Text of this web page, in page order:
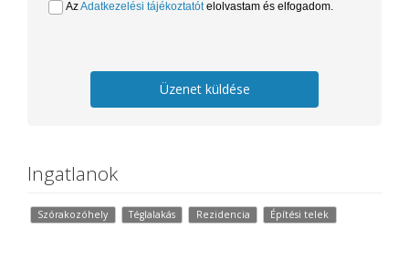
AzAdatkezelési tájékoztatótelolvastam és elfogadom.
Üzenet küldése
Ingatlanok
Szórakozóhely Téglalakás Rezidencia Építési telek